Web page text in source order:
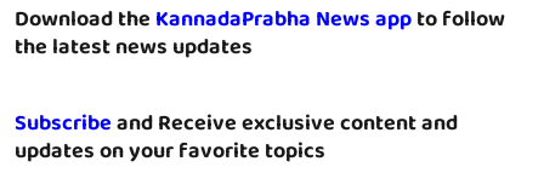
Download theKannadaPrabha News appto follow
the latest news updates
Subscribeand Receive exclusive content and
updates on your favorite topics